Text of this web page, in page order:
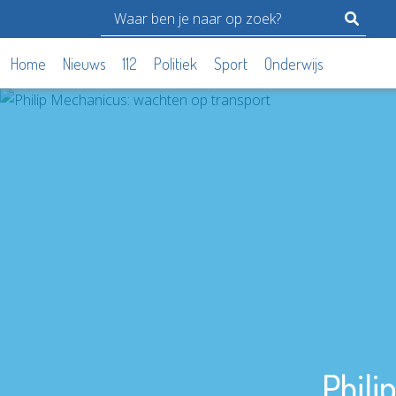
Home Nieuws 112 Politiek Sport Onderwijs